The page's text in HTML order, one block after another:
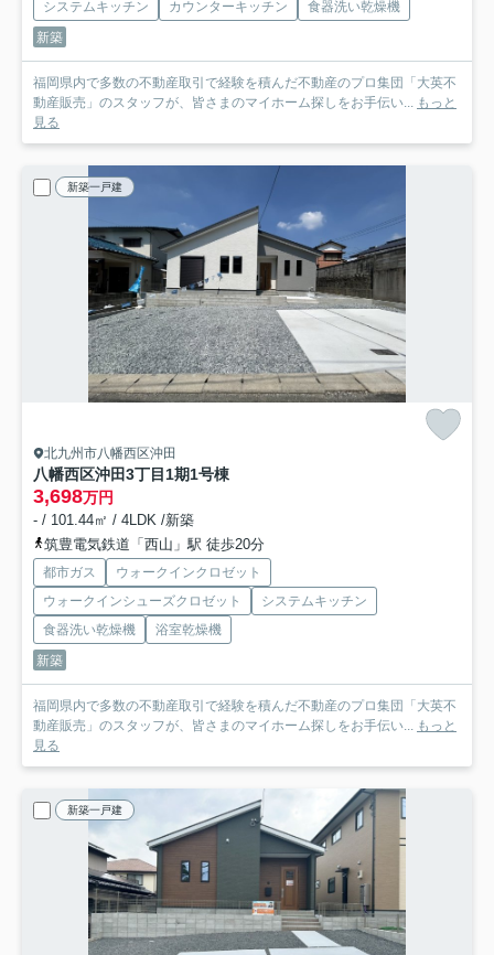
システムキッチン カウンターキッチン
食器洗い乾燥機
新築
福岡県内で多数の不動産取引で経験を積んだ不動産のプロ集団「大英不
動産販売」のスタッフが、皆さまのマイホーム探しをお手伝い... もっと
見る
新築一戸建
北九州市八幡西区沖田
八幡西区沖田3丁目1期1号棟
3,698万円
- / 101.44㎡ / 4LDK /新築
筑豊電気鉄道「西山」駅 徒歩20分
都市ガス
ウォークインクロゼット
ウォークインシューズクロゼット
システムキッチン
食器洗い乾燥機
浴室乾燥機
新築
福岡県内で多数の不動産取引で経験を積んだ不動産のプロ集団「大英不
動産販売」のスタッフが、皆さまのマイホーム探しをお手伝い... もっと
見る
新築一戸建